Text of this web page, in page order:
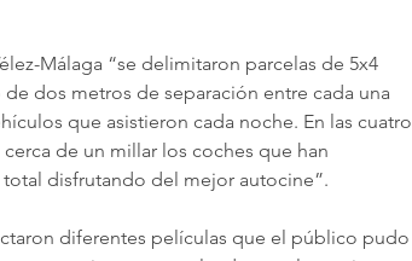
Málaga “se delimitaron parcelas de 5x4
dos metros de separación entre cada una
que asistieron cada noche. En las cuatro
de un millar los coches que han
disfrutando del mejor autocine”.
diferentes películas que el público pudo